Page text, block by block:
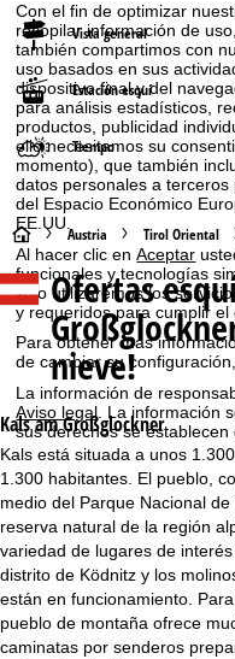
Con el fin de optimizar
recopilar información de
también compartimos con
uso basados en sus
dispositivo final y del
para análisis estadísticos,
productos, publicidad
ello necesitamos su
momento), que también
datos personales a
del Espacio Económico
EE.UU.
Al hacer clic enAceptar
funcionales y tecnologías
solo utilizaremos los
y requeridos para cumplir el
Para obtener más
de cambiar su
La información de
Aviso legal . La información
sus derechos se establecen
Vista general
Estación esquí
Tiempo
P
á
n
a
p
r
i
Austria Tirol Oriental
Ofertas
nieve!
Kals am Großglockner
Kals está situada a unos
1.300 habitantes. El pueblo,
medio del Parque Nacional
reserva natural de la región
variedad de lugares de
distrito de Ködnitz y los
están en funcionamiento.
pueblo de montaña ofrece
caminatas por senderos